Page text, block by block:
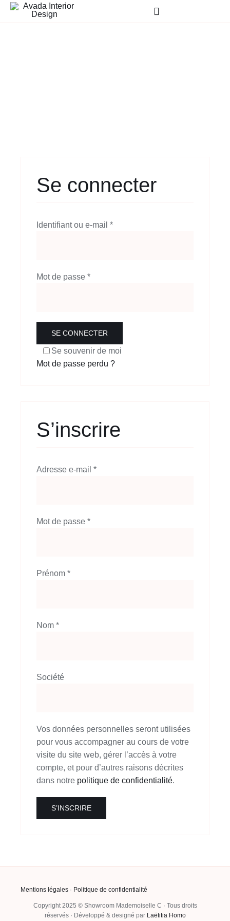
Passer
Toggle
Se connecter
Identifiant ou e-mail *Obligatoire
Mot de passe *Obligatoire
Se souvenir de moi
SE CONNECTER
Mot de passe perdu ?
S’inscrire
Adresse e-mail *Obligatoire
Mot de passe *Obligatoire
Prénom *
Nom *
Société
Vos données personnelles seront utilisées
pour vous accompagner au cours de votre
visite du site web, gérer l’accès à votre
compte, et pour d’autres raisons décrites
dans notre politique de confidentialité.
S’INSCRIRE
Mentions légales· Politique de confidentialité
Copyright 2025 © Showroom Mademoiselle C · Tous droits
réservés · Développé & designé par Laëtitia Homo